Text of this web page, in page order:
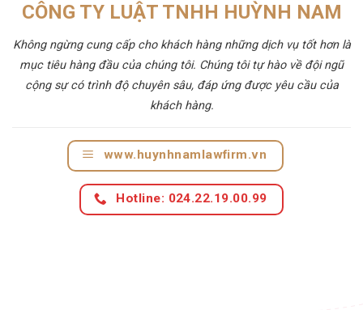
CÔNG TY LUẬT TNHH HUỲNH NAM
Không ngừng cung cấp cho khách hàng những dịch vụ tốt hơn là
mục tiêu hàng đầu của chúng tôi. Chúng tôi tự hào về đội ngũ
cộng sự có trình độ chuyên sâu, đáp ứng được yêu cầu của
khách hàng.
www.huynhnamlawfirm.vn
Hotline: 024.22.19.00.99